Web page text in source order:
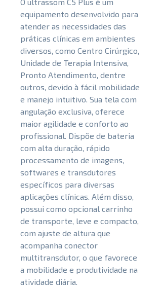
equipamento desenvolvido para
atender as necessidades das
práticas clínicas em ambientes
diversos, como Centro Cirúrgico,
Unidade de Terapia Intensiva,
Pronto Atendimento, dentre
outros, devido à fácil mobilidade
e manejo intuitivo. Sua tela com
angulação exclusiva, oferece
maior agilidade e conforto ao
profissional. Dispõe de bateria
com alta duração, rápido
processamento de imagens,
softwares e transdutores
específicos para diversas
aplicações clínicas. Além disso,
possui como opcional carrinho
de transporte, leve e compacto,
com ajuste de altura que
acompanha conector
multitransdutor, o que favorece
a mobilidade e produtividade na
atividade diária.